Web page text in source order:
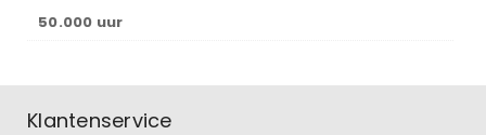
50.000 uur
Klantenservice